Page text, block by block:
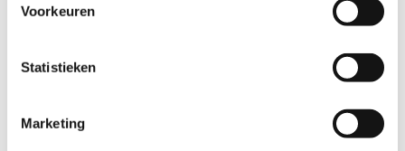
Voorkeuren
Statistieken
Marketing
Race drone FPV prestaties